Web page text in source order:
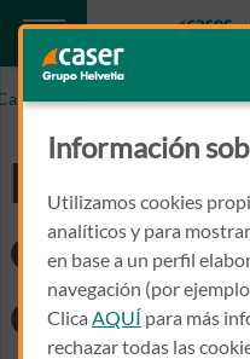
El mejor seguro de
El mejor
coche:
Información
Utilizamos cookies
analíticos y para
en base a un perfil
navegación (por
Clica AQUÍ para más
rechazar todas las